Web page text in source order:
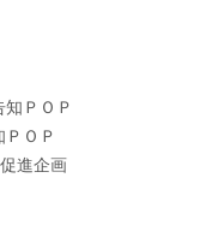
ＰＯＰ
ＯＰ
進企画